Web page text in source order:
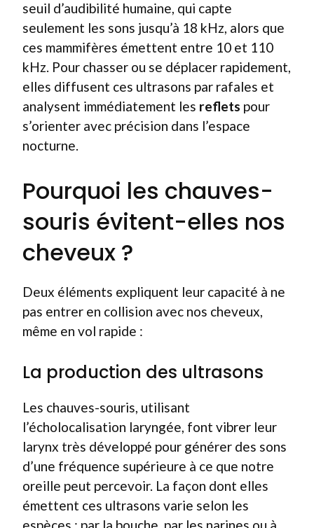
seuil d’audibilité humaine, qui capte
seulement les sons jusqu’à 18 kHz, alors que
ces mammifères émettent entre 10 et 110
kHz. Pour chasser ou se déplacer rapidement,
elles diffusent ces ultrasons par rafales et
analysent immédiatement les reflets pour
s’orienter avec précision dans l’espace
nocturne.
Pourquoi les chauves-
souris évitent-elles nos
cheveux ?
Deux éléments expliquent leur capacité à ne
pas entrer en collision avec nos cheveux,
même en vol rapide :
La production des ultrasons
Les chauves-souris, utilisant
l’écholocalisation laryngée, font vibrer leur
larynx très développé pour générer des sons
d’une fréquence supérieure à ce que notre
oreille peut percevoir. La façon dont elles
émettent ces ultrasons varie selon les